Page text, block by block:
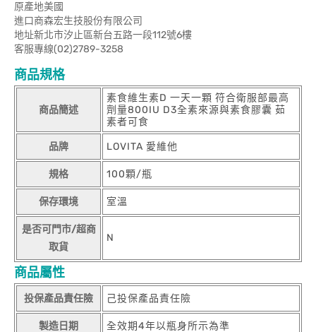
原產地美國
進口商森宏生技股份有限公司
地址新北市汐止區新台五路一段112號6樓
客服專線(02)2789-3258
商品規格
商品簡述
素食維生素D 一天一顆 符合衛服部最高
劑量800IU D3全素來源與素食膠囊 茹
素者可食
品牌 LOVITA 愛維他
規格 100顆/瓶
保存環境 室溫
是否可門市/超商
取貨
N
商品屬性
投保產品責任險 己投保產品責任險
製造日期 全效期4年以瓶身所示為準